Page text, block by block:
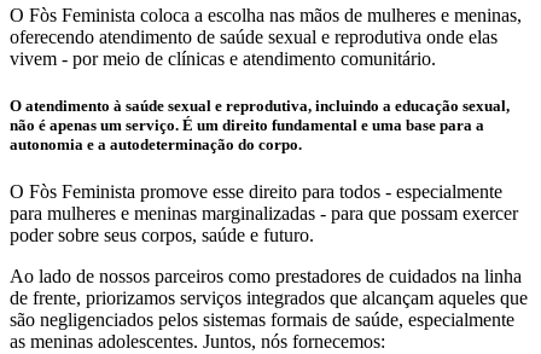
O Fòs Feminista coloca a escolha nas mãos de mulheres e meninas,
oferecendo atendimento de saúde sexual e reprodutiva onde elas
vivem - por meio de clínicas e atendimento comunitário.
O atendimento à saúde sexual e reprodutiva, incluindo a educação sexual,
não é apenas um serviço. É um direito fundamental e uma base para a
autonomia e a autodeterminação do corpo.
O Fòs Feminista promove esse direito para todos - especialmente
para mulheres e meninas marginalizadas - para que possam exercer
poder sobre seus corpos, saúde e futuro.
Ao lado de nossos parceiros como prestadores de cuidados na linha
de frente, priorizamos serviços integrados que alcançam aqueles que
são negligenciados pelos sistemas formais de saúde, especialmente
as meninas adolescentes. Juntos, nós fornecemos: